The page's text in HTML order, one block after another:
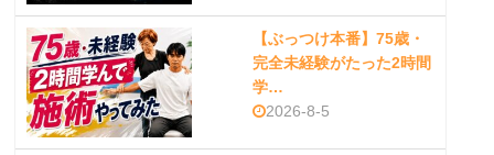
【ぶっつけ本番】75歳・
完全未経験がたった2時間
学…
2026-8-5